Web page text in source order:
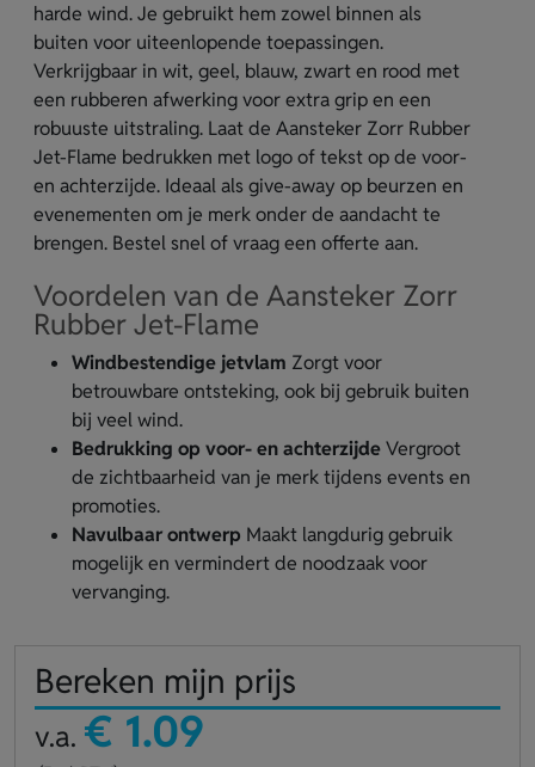
harde wind. Je gebruikt hem zowel binnen als
buiten voor uiteenlopende toepassingen.
Verkrijgbaar in wit, geel, blauw, zwart en rood met
een rubberen afwerking voor extra grip en een
robuuste uitstraling. Laat de Aansteker Zorr Rubber
Jet-Flame bedrukken met logo of tekst op de voor-
en achterzijde. Ideaal als give-away op beurzen en
evenementen om je merk onder de aandacht te
brengen. Bestel snel of vraag een offerte aan.
Voordelen van de Aansteker Zorr
Rubber Jet-Flame
Windbestendige jetvlam Zorgt voor
betrouwbare ontsteking, ook bij gebruik buiten
bij veel wind.
Bedrukking op voor- en achterzijdeVergroot
de zichtbaarheid van je merk tijdens events en
promoties.
Navulbaar ontwerp Maakt langdurig gebruik
mogelijk en vermindert de noodzaak voor
vervanging.
Bereken mijn prijs
v.a. € 1.09